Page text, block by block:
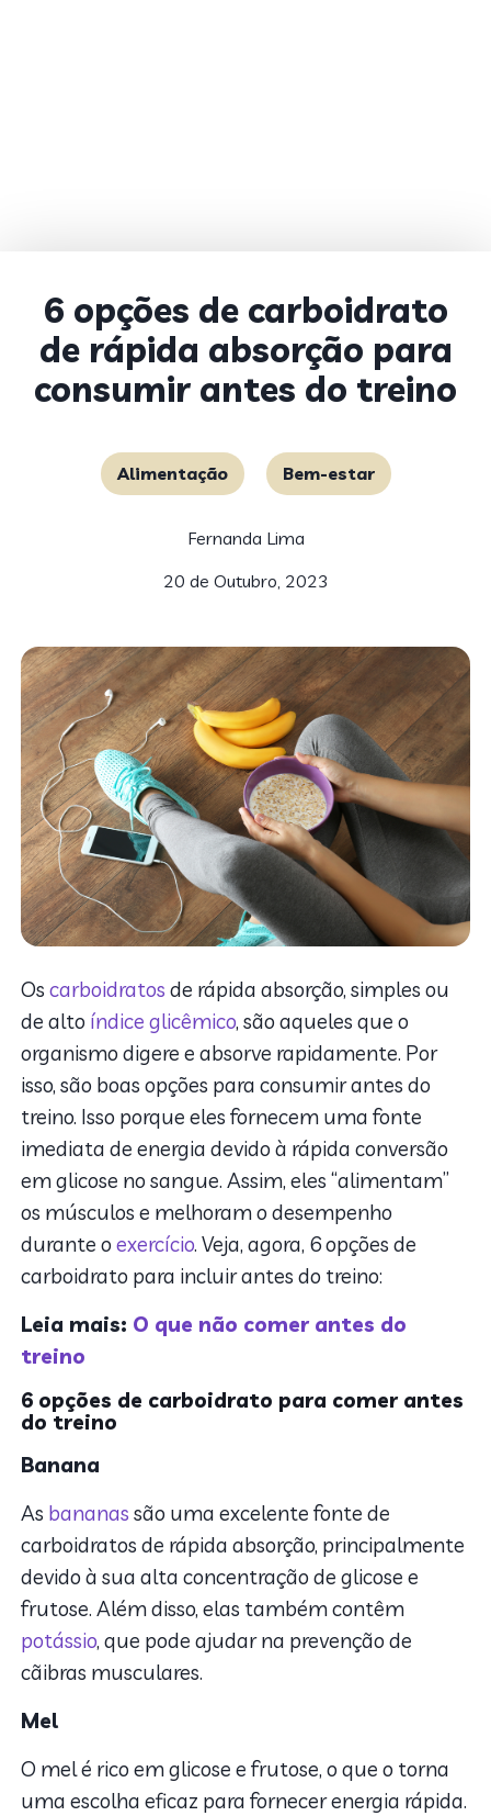
6 opções de carboidrato
de rápida absorção para
consumir antes do treino
Alimentação Bem-estar
Fernanda Lima
20 de Outubro, 2023
Oscarboidratos de rápida absorção, simples ou
de alto índice glicêmico, são aqueles que o
organismo digere e absorve rapidamente. Por
isso, são boas opções para consumir antes do
treino. Isso porque eles fornecem uma fonte
imediata de energia devido à rápida conversão
em glicose no sangue. Assim, eles “alimentam”
os músculos e melhoram o desempenho
durante oexercício. Veja, agora, 6 opções de
carboidrato para incluir antes do treino:
Leia mais: O que não comer antes do
treino
6 opções de carboidrato para comer antes
do treino
Banana
As bananas são uma excelente fonte de
carboidratos de rápida absorção, principalmente
devido à sua alta concentração de glicose e
frutose. Além disso, elas também contêm
potássio, que pode ajudar na prevenção de
cãibras musculares.
Mel
O mel é rico em glicose e frutose, o que o torna
uma escolha eficaz para fornecer energia rápida.